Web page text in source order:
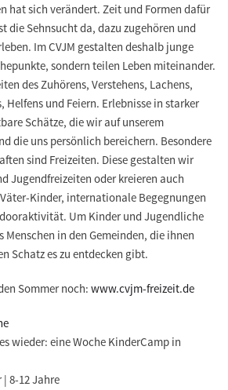
hat sich verändert. Zeit und Formen dafür
die Sehnsucht da, dazu zugehören und
Im CVJM gestalten deshalb junge
sondern teilen Leben miteinander.
des Zuhörens, Verstehens, Lachens,
Helfens und Feiern. Erlebnisse in starker
Schätze, die wir auf unserem
die uns persönlich bereichern. Besondere
sind Freizeiten. Diese gestalten wir
Jugendfreizeiten oder kreieren auch
Kinder, internationale Begegnungen
Um Kinder und Jugendliche
Menschen in den Gemeinden, die ihnen
Schatz es zu entdecken gibt.
Sommer noch: www.cvjm-freizeit.de
wieder: eine Woche KinderCamp in
| 8-12 Jahre